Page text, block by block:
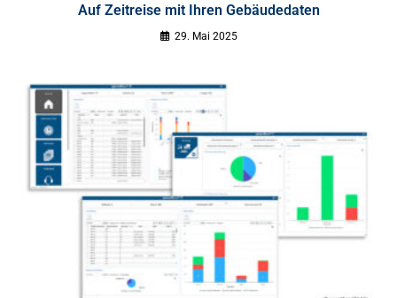
Auf Zeitreise mit Ihren Gebäudedaten
29. Mai 2025